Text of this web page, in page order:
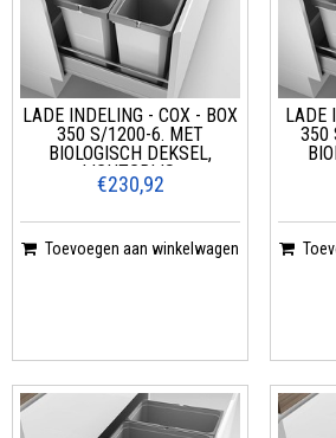
LADE INDELING - COX - BOX
350 S/1200-6. MET
BIOLOGISCH DEKSEL,
LICHTGRIJS.
€230,92
Toevoegen aan winkelwagen
LADE
350